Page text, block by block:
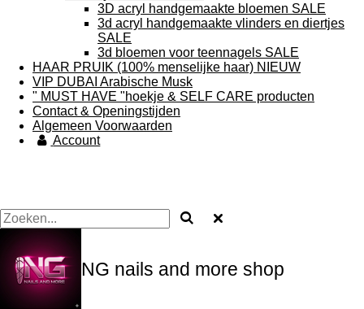
3D acryl handgemaakte bloemen SALE
3d acryl handgemaakte vlinders en diertjes
SALE
3d bloemen voor teennagels SALE
HAAR PRUIK (100% menselijke haar) NIEUW
VIP DUBAI Arabische Musk
" MUST HAVE "hoekje & SELF CARE producten
Contact & Openingstijden
Algemeen Voorwaarden
Account
NG nails and more shop